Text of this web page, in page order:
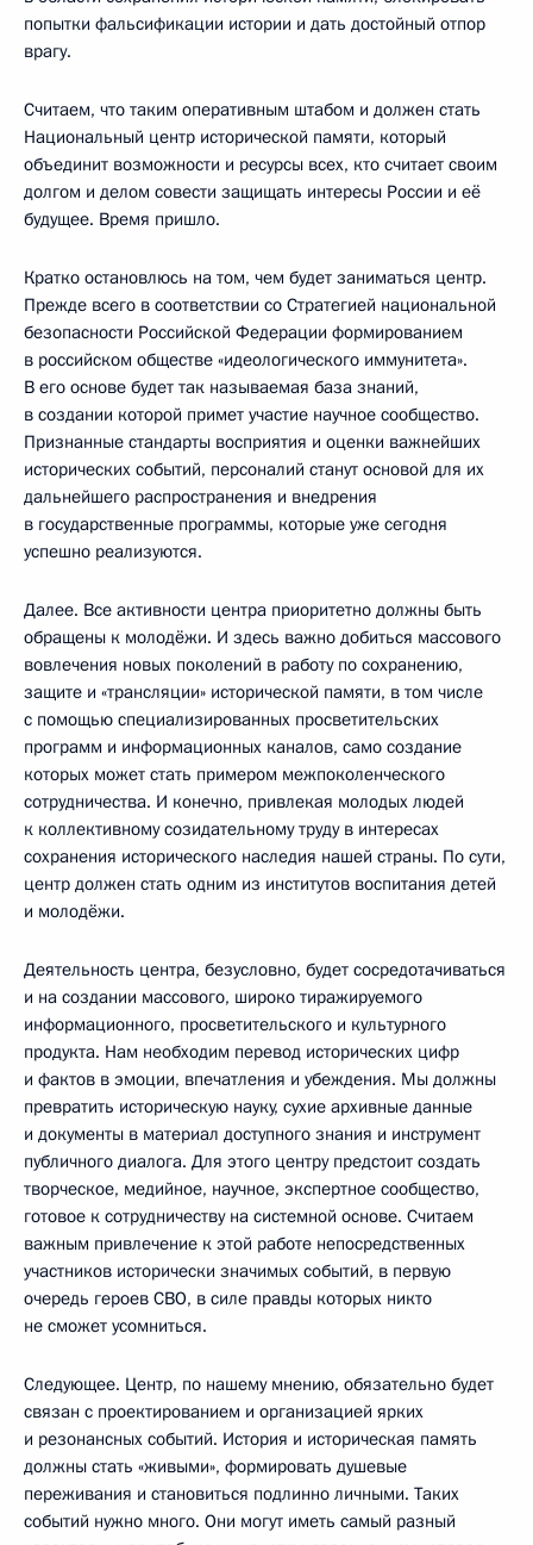
попытки фальсификации истории и дать достойный отпор
врагу.
Считаем, что таким оперативным штабом и должен стать
Национальный центр исторической памяти, который
объединит возможности и ресурсы всех, кто считает своим
долгом и делом совести защищать интересы России и её
будущее. Время пришло.
Кратко остановлюсь на том, чем будет заниматься центр.
Прежде всего в соответствии со Стратегией национальной
безопасности Российской Федерации формированием
в российском обществе «идеологического иммунитета».
В его основе будет так называемая база знаний,
в создании которой примет участие научное сообщество.
Признанные стандарты восприятия и оценки важнейших
исторических событий, персоналий станут основой для их
дальнейшего распространения и внедрения
в государственные программы, которые уже сегодня
успешно реализуются.
Далее. Все активности центра приоритетно должны быть
обращены к молодёжи. И здесь важно добиться массового
вовлечения новых поколений в работу по сохранению,
защите и «трансляции» исторической памяти, в том числе
с помощью специализированных просветительских
программ и информационных каналов, само создание
которых может стать примером межпоколенческого
сотрудничества. И конечно, привлекая молодых людей
к коллективному созидательному труду в интересах
сохранения исторического наследия нашей страны. По сути,
центр должен стать одним из институтов воспитания детей
и молодёжи.
Деятельность центра, безусловно, будет сосредотачиваться
и на создании массового, широко тиражируемого
информационного, просветительского и культурного
продукта. Нам необходим перевод исторических цифр
и фактов в эмоции, впечатления и убеждения. Мы должны
превратить историческую науку, сухие архивные данные
и документы в материал доступного знания и инструмент
публичного диалога. Для этого центру предстоит создать
творческое, медийное, научное, экспертное сообщество,
готовое к сотрудничеству на системной основе. Считаем
важным привлечение к этой работе непосредственных
участников исторически значимых событий, в первую
очередь героев СВО, в силе правды которых никто
не сможет усомниться.
Следующее. Центр, по нашему мнению, обязательно будет
связан с проектированием и организацией ярких
и резонансных событий. История и историческая память
должны стать «живыми», формировать душевые
переживания и становиться подлинно личными. Таких
событий нужно много. Они могут иметь самый разный